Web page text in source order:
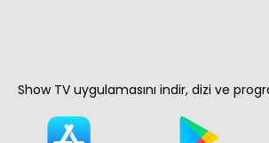
Show TV uygulamasını indir, dizi ve